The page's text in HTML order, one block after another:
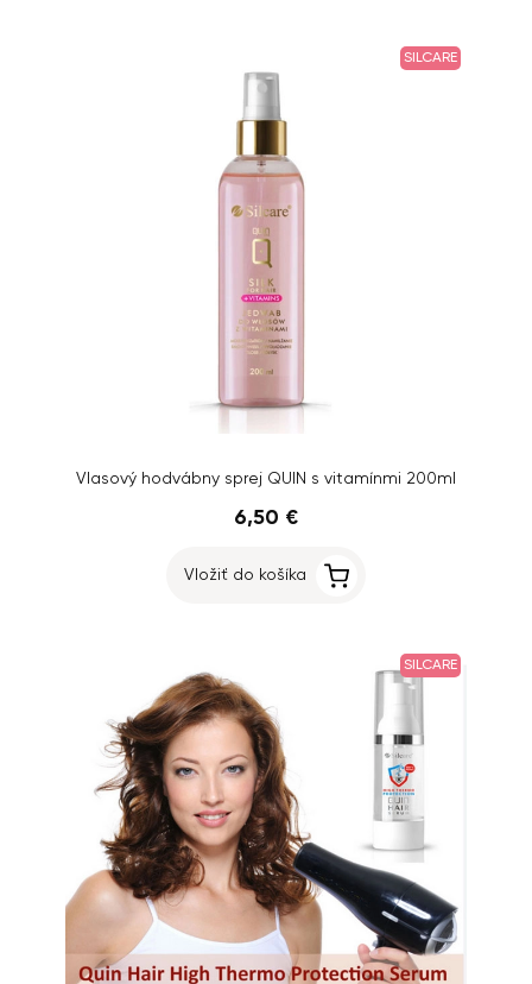
SILCARE
Vlasový hodvábny sprej QUIN s vitamínmi 200ml
6,50 €
Vložiť do košíka
SILCARE